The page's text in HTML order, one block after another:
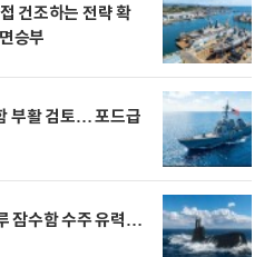
건조하는 전략 확
승부
부활 검토… 포드급
잠수함 수주 유력…